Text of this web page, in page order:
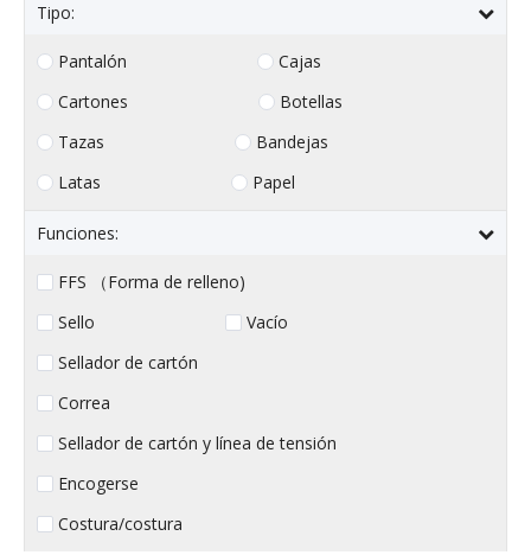
Tipo:
Pantalón
Cajas
Cartones
Botellas
Tazas
Bandejas
Latas
Papel
Funciones:
FFS （Forma de relleno)
Sello
Vacío
Sellador de cartón
Correa
Sellador de cartón y línea de tensión
Encogerse
Costura/costura